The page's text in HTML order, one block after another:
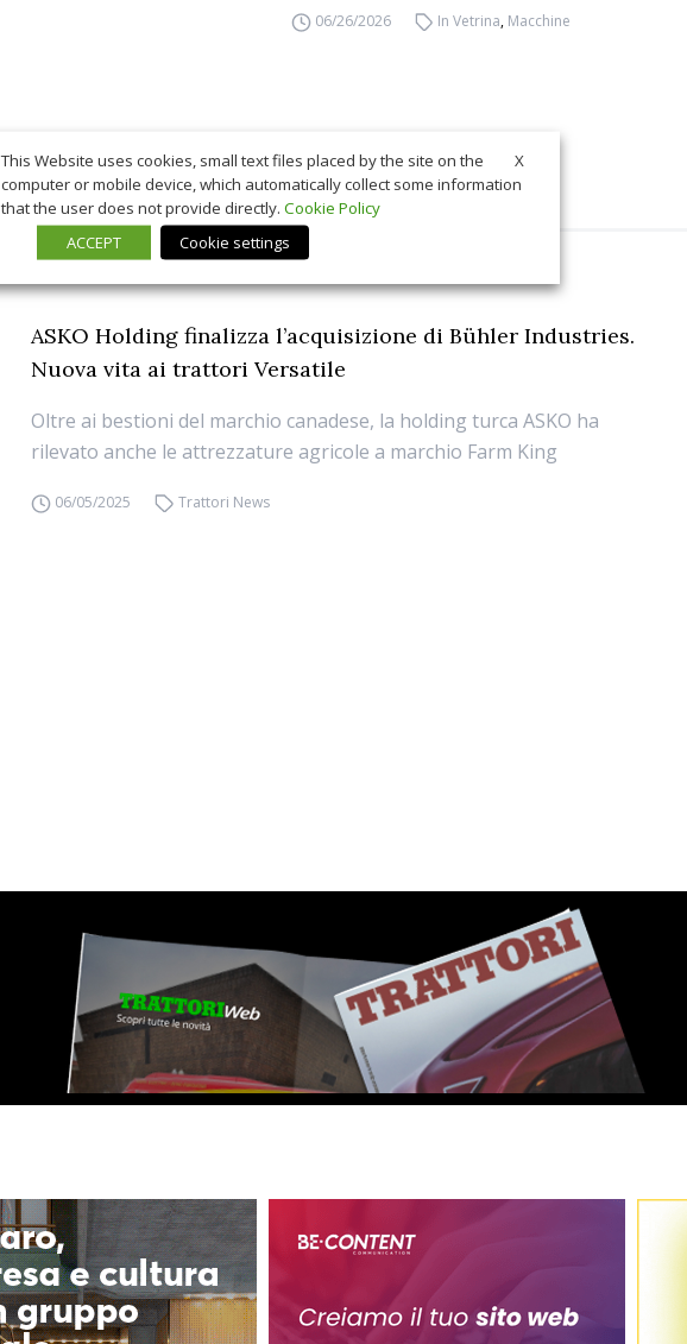
06/26/2026 In Vetrina, Macchine
ASKO Holding finalizza l’acquisizione di Bühler Industries.
Nuova vita ai trattori Versatile
Oltre ai bestioni del marchio canadese, la holding turca ASKO ha
rilevato anche le attrezzature agricole a marchio Farm King
06/05/2025 Trattori News
X
This Website uses cookies, small text files placed by the site on the
computer or mobile device, which automatically collect some information
that the user does not provide directly. Cookie Policy
ACCEPT
Cookie settings